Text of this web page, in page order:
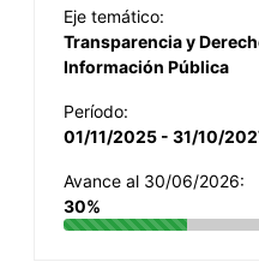
Eje temático:
Transparencia y
Información Pública
Período:
01/11/2025 - 31/10/
Avance al 30/06/2026:
30%